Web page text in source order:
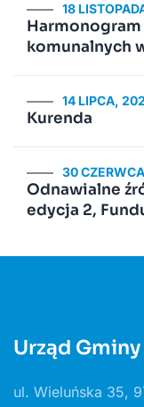
18
komunalnych
14 LIPCA,
Kurenda
30
Odnawialne
edycja 2,
Urząd
ul. Wieluńska 35,